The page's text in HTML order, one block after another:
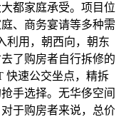
都家庭承受。项目位
、商务宴请等多种需
利用，朝西向，朝东
了购房者自行拆修的
快速公交坐点，精拆
手选择。无华侈空间
于购房者来说，总价